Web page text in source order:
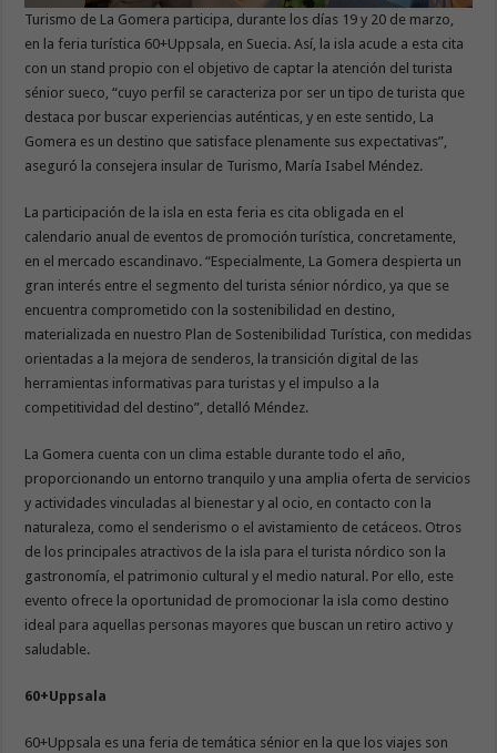
Turismo de La Gomera participa, durante los días 19 y 20 de marzo,
en la feria turística 60+Uppsala, en Suecia. Así, la isla acude a esta cita
con un stand propio con el objetivo de captar la atención del turista
sénior sueco, “cuyo perfil se caracteriza por ser un tipo de turista que
destaca por buscar experiencias auténticas, y en este sentido, La
Gomera es un destino que satisface plenamente sus expectativas”,
aseguró la consejera insular de Turismo, María Isabel Méndez.
La participación de la isla en esta feria es cita obligada en el
calendario anual de eventos de promoción turística, concretamente,
en el mercado escandinavo. “Especialmente, La Gomera despierta un
gran interés entre el segmento del turista sénior nórdico, ya que se
encuentra comprometido con la sostenibilidad en destino,
materializada en nuestro Plan de Sostenibilidad Turística, con medidas
orientadas a la mejora de senderos, la transición digital de las
herramientas informativas para turistas y el impulso a la
competitividad del destino”, detalló Méndez.
La Gomera cuenta con un clima estable durante todo el año,
proporcionando un entorno tranquilo y una amplia oferta de servicios
y actividades vinculadas al bienestar y al ocio, en contacto con la
naturaleza, como el senderismo o el avistamiento de cetáceos. Otros
de los principales atractivos de la isla para el turista nórdico son la
gastronomía, el patrimonio cultural y el medio natural. Por ello, este
evento ofrece la oportunidad de promocionar la isla como destino
ideal para aquellas personas mayores que buscan un retiro activo y
saludable.
60+Uppsala
60+Uppsala es una feria de temática sénior en la que los viajes son